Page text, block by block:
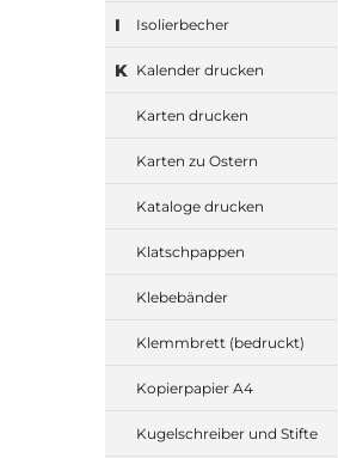
I Isolierbecher
K Kalender drucken
Karten drucken
Karten zu Ostern
Kataloge drucken
Klatschpappen
Klebebänder
Klemmbrett (bedruckt)
Kopierpapier A4
Kugelschreiber und Stifte